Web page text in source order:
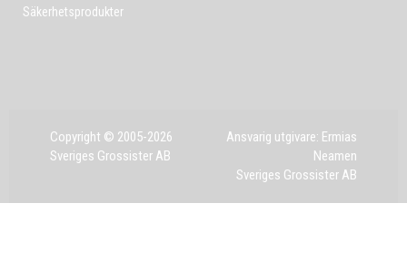
Säkerhetsprodukter
Copyright © 2005-2026
Sveriges Grossister AB
Ansvarig utgivare: Ermias
Neamen
Sveriges Grossister AB